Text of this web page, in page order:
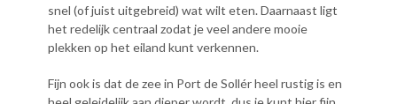
snel (of juist uitgebreid) wat wilt eten. Daarnaast ligt
het redelijk centraal zodat je veel andere mooie
plekken op het eiland kunt verkennen.
Fijn ook is dat de zee in Port de Sollér heel rustig is en